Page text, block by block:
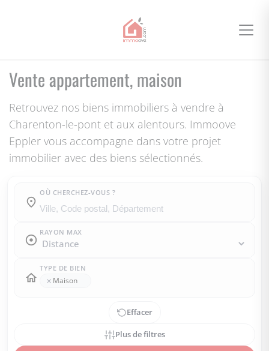
Vente appartement, maison
Retrouvez nos biens immobiliers à vendre à
Charenton-le-pont et aux alentours. Immoove
Eppler vous accompagne dans votre projet
immobilier avec des biens sélectionnés.
OÙ CHERCHEZ-VOUS ?
RAYON MAX
TYPE DE BIEN
× Maison
Effacer
Plus de filtres